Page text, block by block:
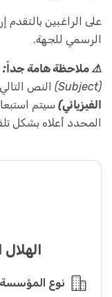
على الراغبين بالتقدم
الرسمي للجهة.
⚠️ ملاحظة هامة جداً:
(Subject) النص التالي حصراً:
الفيزيائي) سيتم
المحدد أعلاه بشكل
نوع المؤسسة